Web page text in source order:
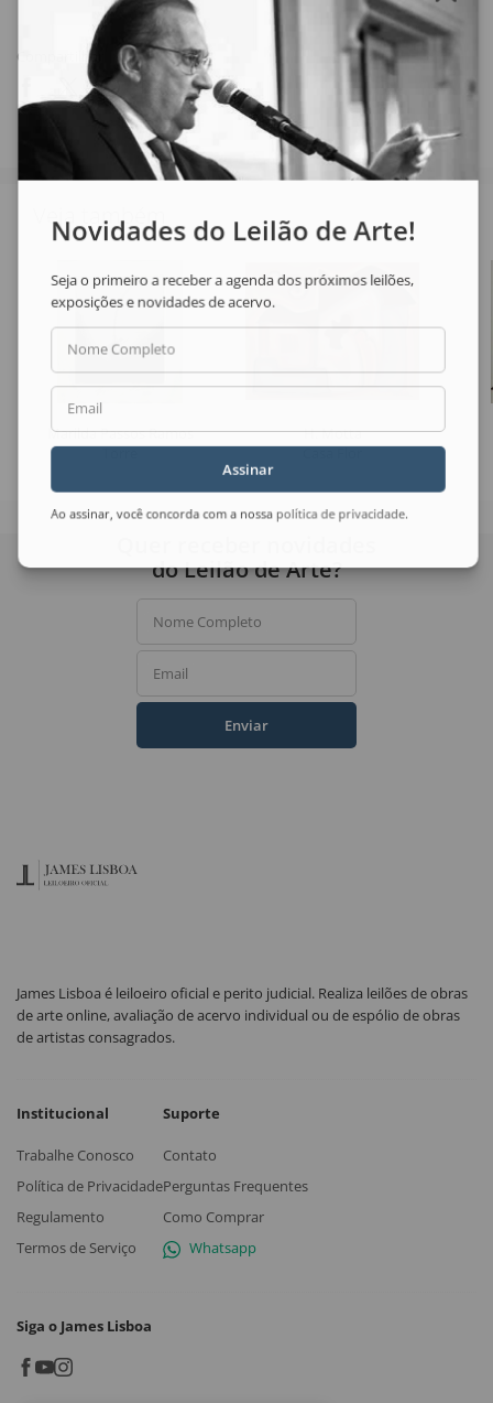
Compartilhar
Veja também
Marilda Passos Ramos
Torre
H. Motta
Casa Flor
Novidades do Leilão de Arte!
Seja o primeiro a receber a agenda dos próximos leilões,
exposições e novidades de acervo.
Nome Completo
Email
Assinar
Ao assinar, você concorda com a nossa política de privacidade.
do Leilão de Arte?
Nome Completo
Email
Enviar
James Lisboa é leiloeiro oficial e perito judicial. Realiza leilões de obras
de arte online, avaliação de acervo individual ou de espólio de obras
de artistas consagrados.
Institucional
Trabalhe Conosco
Política de Privacidade
Regulamento
Termos de Serviço
Suporte
Contato
Perguntas Frequentes
Como Comprar
Whatsapp
Siga o James Lisboa